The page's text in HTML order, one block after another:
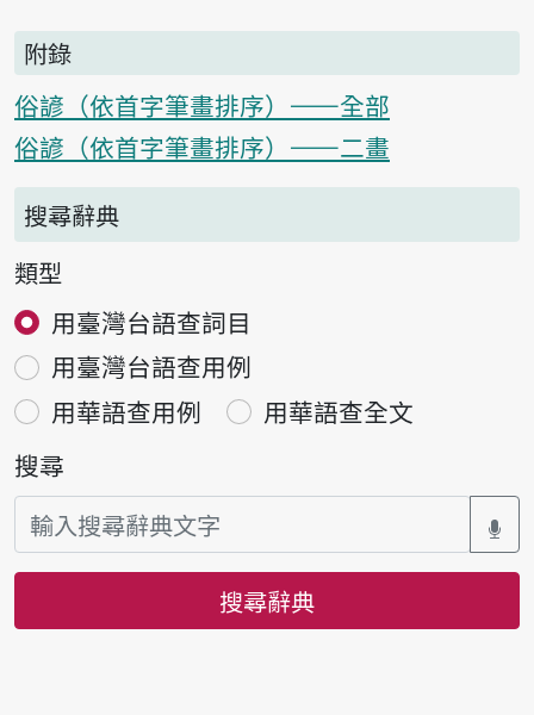
附錄
俗諺（依首字筆畫排序）——全部
俗諺（依首字筆畫排序）——二畫
搜尋辭典
類型
用臺灣台語查詞目
用臺灣台語查用例
用華語查用例
用華語查全文
搜尋
搜尋辭典